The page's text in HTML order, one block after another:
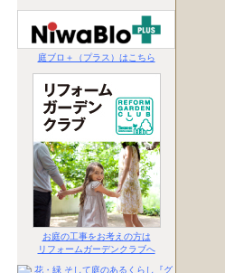
庭ブロ＋（プラス）はこちら
お庭の工事をお考えの方は
リフォームガーデンクラブへ